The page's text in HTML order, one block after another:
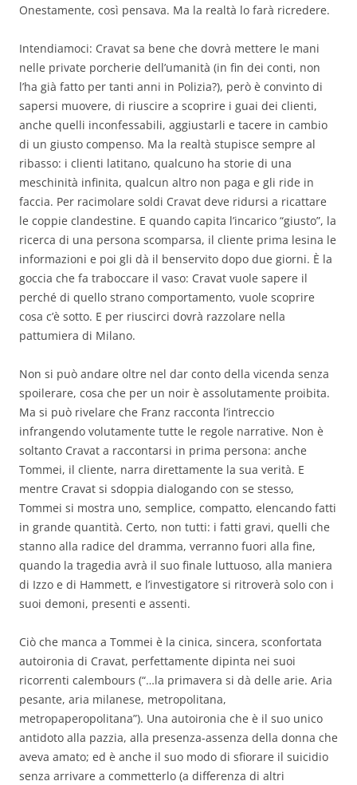
Onestamente, così pensava. Ma la realtà lo farà ricredere.
Intendiamoci: Cravat sa bene che dovrà mettere le mani
nelle private porcherie dell’umanità (in fin dei conti, non
l’ha già fatto per tanti anni in Polizia?), però è convinto di
sapersi muovere, di riuscire a scoprire i guai dei clienti,
anche quelli inconfessabili, aggiustarli e tacere in cambio
di un giusto compenso. Ma la realtà stupisce sempre al
ribasso: i clienti latitano, qualcuno ha storie di una
meschinità infinita, qualcun altro non paga e gli ride in
faccia. Per racimolare soldi Cravat deve ridursi a ricattare
le coppie clandestine. E quando capita l’incarico “giusto”, la
ricerca di una persona scomparsa, il cliente prima lesina le
informazioni e poi gli dà il benservito dopo due giorni. È la
goccia che fa traboccare il vaso: Cravat vuole sapere il
perché di quello strano comportamento, vuole scoprire
cosa c’è sotto. E per riuscirci dovrà razzolare nella
pattumiera di Milano.
Non si può andare oltre nel dar conto della vicenda senza
spoilerare, cosa che per un noir è assolutamente proibita.
Ma si può rivelare che Franz racconta l’intreccio
infrangendo volutamente tutte le regole narrative. Non è
soltanto Cravat a raccontarsi in prima persona: anche
Tommei, il cliente, narra direttamente la sua verità. E
mentre Cravat si sdoppia dialogando con se stesso,
Tommei si mostra uno, semplice, compatto, elencando fatti
in grande quantità. Certo, non tutti: i fatti gravi, quelli che
stanno alla radice del dramma, verranno fuori alla fine,
quando la tragedia avrà il suo finale luttuoso, alla maniera
di Izzo e di Hammett, e l’investigatore si ritroverà solo con i
suoi demoni, presenti e assenti.
Ciò che manca a Tommei è la cinica, sincera, sconfortata
autoironia di Cravat, perfettamente dipinta nei suoi
ricorrenti calembours (“…la primavera si dà delle arie. Aria
pesante, aria milanese, metropolitana,
metropaperopolitana”). Una autoironia che è il suo unico
antidoto alla pazzia, alla presenza-assenza della donna che
aveva amato; ed è anche il suo modo di sfiorare il suicidio
senza arrivare a commetterlo (a differenza di altri